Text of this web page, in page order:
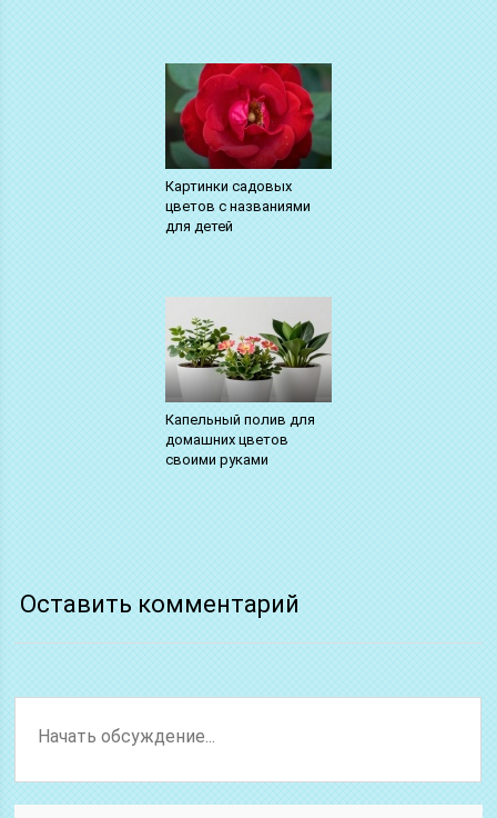
Картинки садовых
цветов с названиями
для детей
Капельный полив для
домашних цветов
своими руками
Оставить комментарий